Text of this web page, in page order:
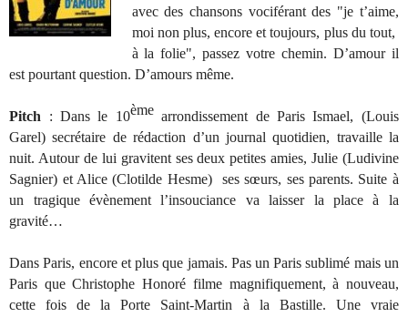
avec des chansons vociférant des "je t’aime,
moi non plus, encore et toujours, plus du tout,
à la folie", passez votre chemin. D’amour il
est pourtant question. D’amours même.
Pitch : Dans le 10èmearrondissement de Paris Ismael, (Louis
Garel) secrétaire de rédaction d’un journal quotidien, travaille la
nuit. Autour de lui gravitent ses deux petites amies, Julie (Ludivine
Sagnier) et Alice (Clotilde Hesme)
ses sœurs, ses parents. Suite à
un tragique évènement l’insouciance va laisser la place à la
gravité…
Dans Paris, encore et plus que jamais. Pas un Paris sublimé mais un
Paris que Christophe Honoré filme magnifiquement, à nouveau,
cette fois de la Porte Saint-Martin à la Bastille. Une vraie